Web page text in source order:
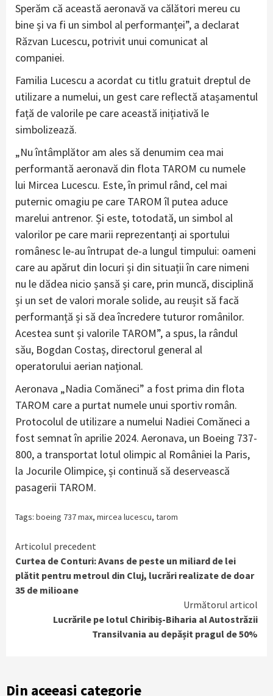
Sperăm că această aeronavă va călători mereu cu
bine și va fi un simbol al performanței”, a declarat
Răzvan Lucescu, potrivit unui comunicat al
companiei.
Familia Lucescu a acordat cu titlu gratuit dreptul de
utilizare a numelui, un gest care reflectă atașamentul
față de valorile pe care această inițiativă le
simbolizează.
„Nu întâmplător am ales să denumim cea mai
performantă aeronavă din flota TAROM cu numele
lui Mircea Lucescu. Este, în primul rând, cel mai
puternic omagiu pe care TAROM îl putea aduce
marelui antrenor. Și este, totodată, un simbol al
valorilor pe care marii reprezentanți ai sportului
românesc le-au întrupat de-a lungul timpului: oameni
care au apărut din locuri și din situații în care nimeni
nu le dădea nicio șansă și care, prin muncă, disciplină
și un set de valori morale solide, au reușit să facă
performanță și să dea încredere tuturor românilor.
Acestea sunt și valorile TAROM”, a spus, la rândul
său, Bogdan Costaș, directorul general al
operatorului aerian național.
Aeronava „Nadia Comăneci” a fost prima din flota
TAROM care a purtat numele unui sportiv român.
Protocolul de utilizare a numelui Nadiei Comăneci a
fost semnat în aprilie 2024. Aeronava, un Boeing 737-
800, a transportat lotul olimpic al României la Paris,
la Jocurile Olimpice, și continuă să deservească
pasagerii TAROM.
Tags: boeing 737 max, mircea lucescu, tarom
Continue
Reading
Articolul precedent
Curtea de Conturi: Avans de peste un miliard de lei
plătit pentru metroul din Cluj, lucrări realizate de doar
35 de milioane
Următorul articol
Lucrările pe lotul Chiribiș-Biharia al Autostrăzii
Transilvania au depășit pragul de 50%
Din aceeași categorie